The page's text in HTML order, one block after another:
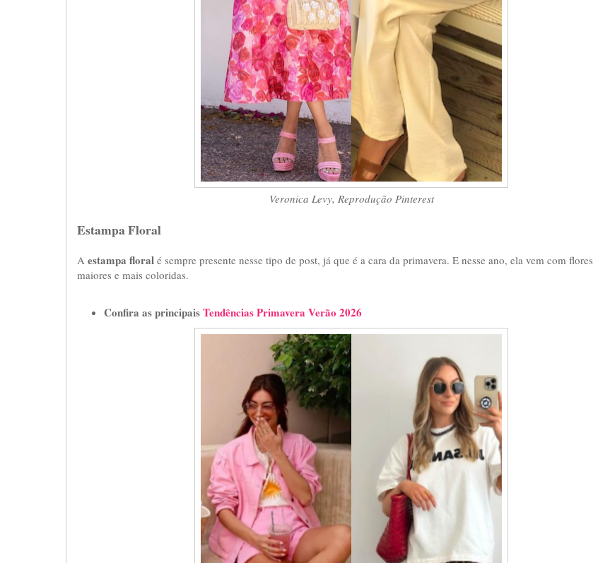
Veronica Levy, Reprodução Pinterest
Estampa Floral
A estampa floral é sempre presente nesse tipo de post, já que é a cara da primavera. E nesse ano, ela vem com flores
maiores e mais coloridas.
Confira as principaisTendências Primavera Verão 2026